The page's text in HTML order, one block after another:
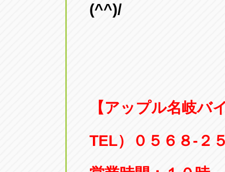
(^^)/
【アップル名岐バ
TEL）０５６８-２